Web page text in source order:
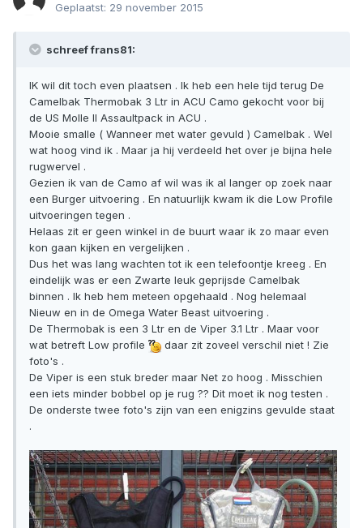
Geplaatst: 29 november 2015
schreef frans81:
IK wil dit toch even plaatsen . Ik heb een hele tijd terug De
Camelbak Thermobak 3 Ltr in ACU Camo gekocht voor bij
de US Molle II Assaultpack in ACU .
Mooie smalle ( Wanneer met water gevuld ) Camelbak . Wel
wat hoog vind ik . Maar ja hij verdeeld het over je bijna hele
rugwervel .
Gezien ik van de Camo af wil was ik al langer op zoek naar
een Burger uitvoering . En natuurlijk kwam ik die Low Profile
uitvoeringen tegen .
Helaas zit er geen winkel in de buurt waar ik zo maar even
kon gaan kijken en vergelijken .
Dus het was lang wachten tot ik een telefoontje kreeg . En
eindelijk was er een Zwarte leuk geprijsde Camelbak
binnen . Ik heb hem meteen opgehaald . Nog helemaal
Nieuw en in de Omega Water Beast uitvoering .
De Thermobak is een 3 Ltr en de Viper 3.1 Ltr . Maar voor
wat betreft Low profile
daar zit zoveel verschil niet ! Zie
foto's .
De Viper is een stuk breder maar Net zo hoog . Misschien
een iets minder bobbel op je rug ?? Dit moet ik nog testen .
De onderste twee foto's zijn van een enigzins gevulde staat
.